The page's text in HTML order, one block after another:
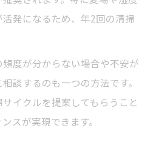
発になるため、年2回の清掃
度が分からない場合や不安が
談するのも一つの方法です。
イクルを提案してもらうこと
スが実現できます。